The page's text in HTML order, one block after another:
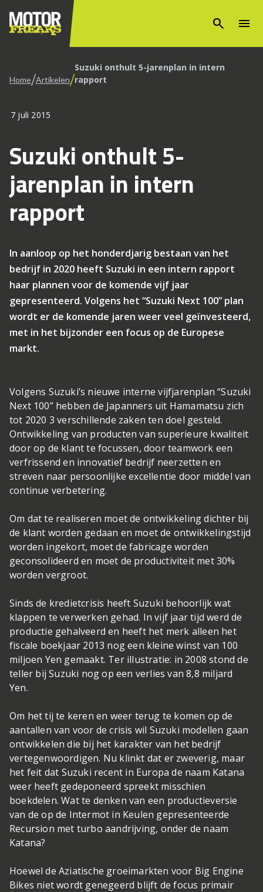
search menu
Home/Artikelen/Suzuki onthult 5-jarenplan in intern
rapport
7 juli 2015
Suzuki onthult 5-
jarenplan in intern
rapport
In aanloop op het honderdjarig bestaan van het
bedrijf in 2020 heeft Suzuki in een intern rapport
haar plannen voor de komende vijf jaar
gepresenteerd. Volgens het “Suzuki Next 100” plan
wordt er de komende jaren weer veel geïnvesteerd,
met in het bijzonder een focus op de Europese
markt.
Volgens Suzuki’s nieuwe interne vijfjarenplan “Suzuki
Next 100” hebben de Japanners uit Hamamatsu zich
tot 2020 3 verschillende zaken ten doel gesteld.
Ontwikkeling van producten van superieure kwaliteit
door op de klant te focussen, door teamwork een
verfrissend en innovatief bedrijf neerzetten en
streven naar persoonlijke excellentie door middel van
continue verbetering.
Om dat te realiseren moet de ontwikkeling dichter bij
de klant worden gedaan en moet de ontwikkelingstijd
worden ingekort, moet de fabricage worden
geconsolideerd en moet de productiviteit met 30%
worden vergroot.
Sinds de kredietcrisis heeft Suzuki behoorlijk wat
klappen te verwerken gehad. In vijf jaar tijd werd de
productie gehalveerd en heeft het merk alleen het
fiscale boekjaar 2013 nog een kleine winst van 100
miljoen Yen gemaakt. Ter illustratie: in 2008 stond de
teller bij Suzuki nog op een verlies van 8,8 miljard
Yen.
Om het tij te keren en weer terug te komen op de
aantallen van voor de crisis wil Suzuki modellen gaan
ontwikkelen die bij het karakter van het bedrijf
vertegenwoordigen. Nu klinkt dat er zweverig, maar
het feit dat Suzuki recent in Europa de naam Katana
weer heeft gedeponeerd spreekt misschien
boekdelen. Wat te denken van een productieversie
van de op de Intermot in Keulen gepresenteerde
Recursion met turbo aandrijving, onder de naam
Katana?
Hoewel de Aziatische groeimarkten voor Big Engine
Bikes niet wordt genegeerd blijft de focus primair